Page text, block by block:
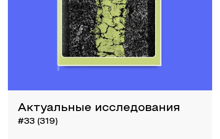
Актуальные исследования
#33 (319)